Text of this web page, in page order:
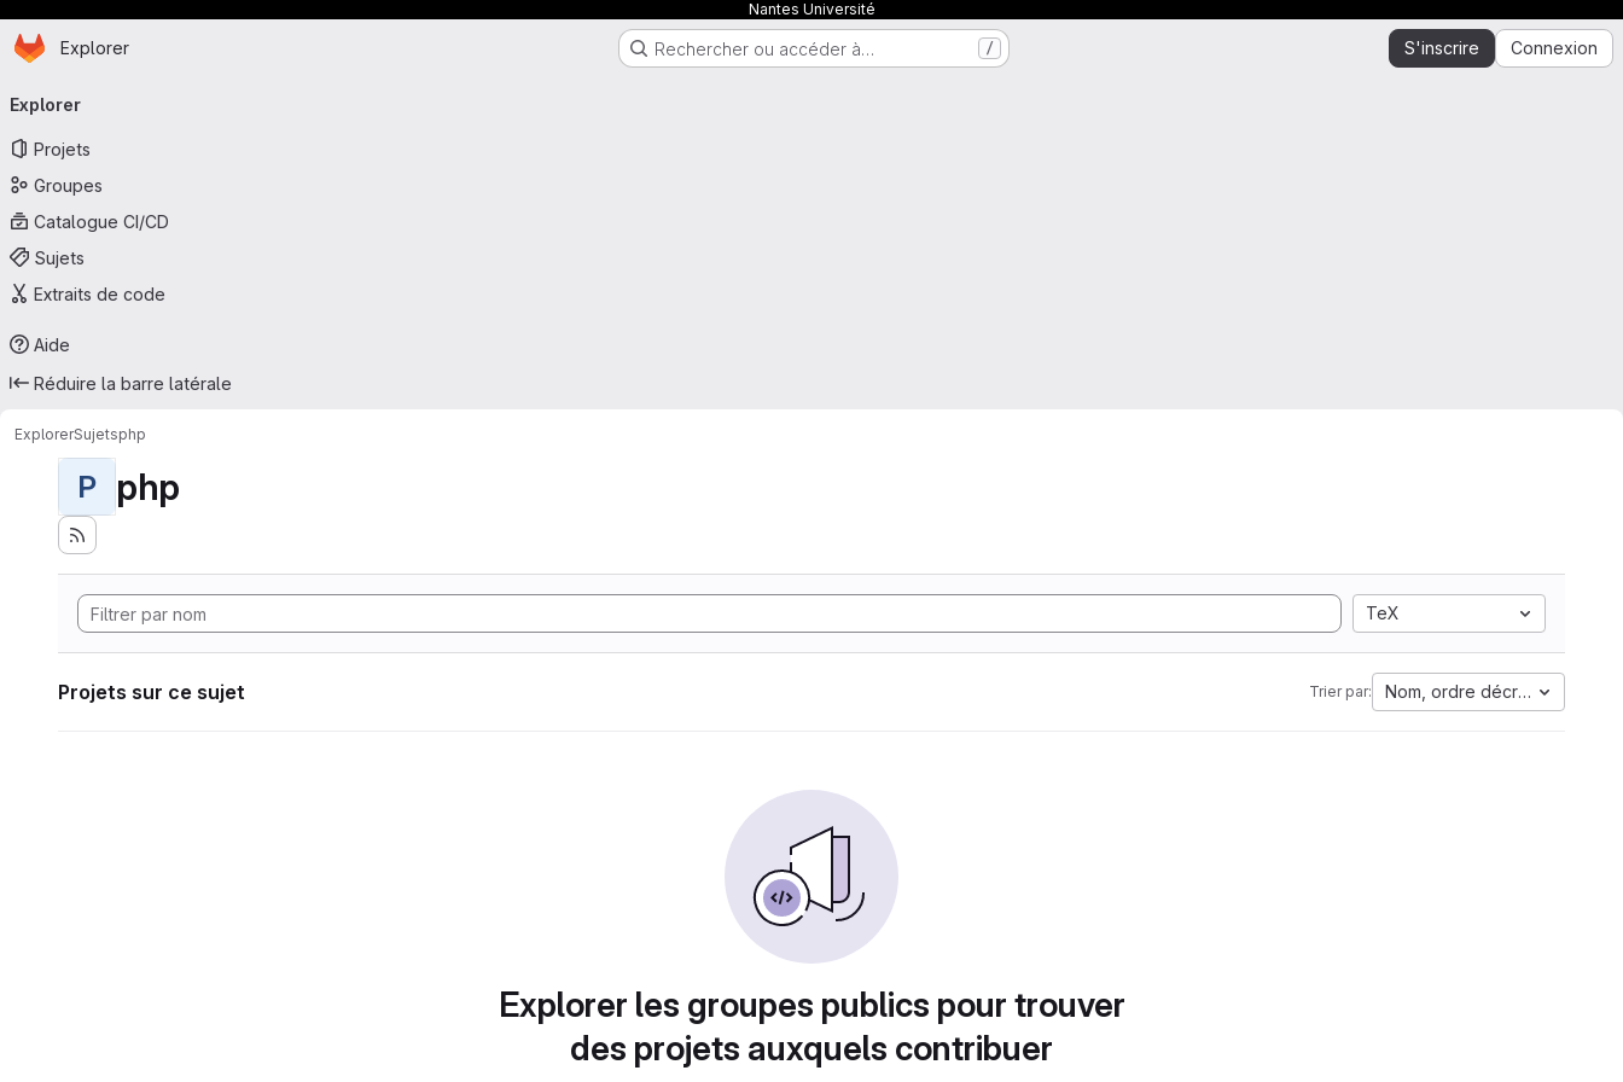
Nantes Université
Passer au contenu principal
Page d'accueil
Explorer Rechercher ou accéder à… / S'inscrire Connexion
principale
Explorer
Projets
Groupes
Catalogue CI/CD
Sujets
Extraits de code
Aide
Réduire la barre latérale
ExplorerSujetsphp
P php
TeX
Projets sur ce sujet Trier par: Nom, ordre décroissant
Explorer les groupes publics pour trouver
des projets auxquels contribuer